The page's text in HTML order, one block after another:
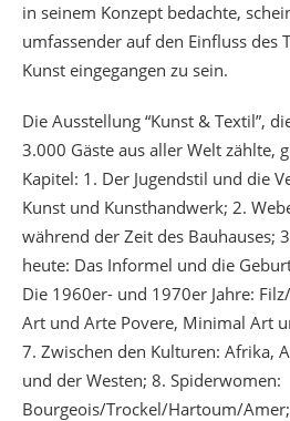
in seinem Konzept bedachte,
umfassender auf den Einfluss des
Kunst eingegangen zu sein.
Die Ausstellung “Kunst & Textil”,
3.000 Gäste aus aller Welt zählte,
Kapitel: 1. Der Jugendstil und die
Kunst und Kunsthandwerk; 2.
während der Zeit des Bauhauses;
heute: Das Informel und die
Die 1960er- und 1970er Jahre:
Art und Arte Povere, Minimal Art
7. Zwischen den Kulturen: Afrika,
und der Westen; 8. Spiderwomen:
Bourgeois/Trockel/Hartoum/